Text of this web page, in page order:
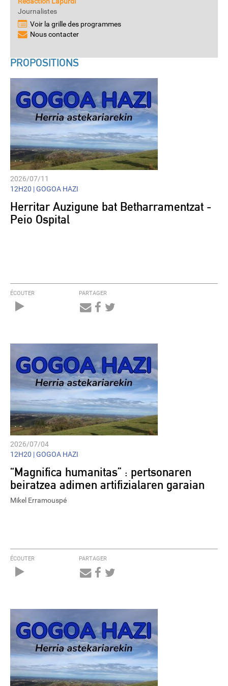
Journalistes
Voir la grille des programmes
Nous contacter
PROPOSITIONS
2026/07/11
12H20 |GOGOA HAZI
Herritar Auzigune bat Betharramentzat -
Peio Ospital
ÉCOUTER PARTAGER
2026/07/04
12H20 |GOGOA HAZI
“Magnifica humanitas” : pertsonaren
beiratzea adimen artifizialaren garaian
Mikel Erramouspé
ÉCOUTER PARTAGER